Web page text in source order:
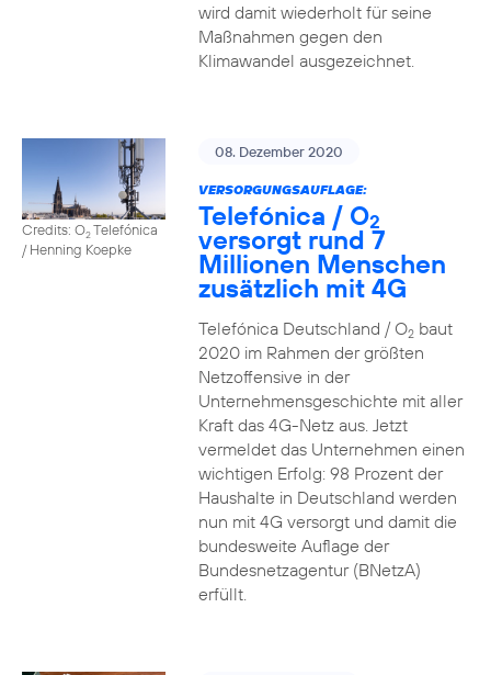
wird damit wiederholt für seine
Maßnahmen gegen den
Klimawandel ausgezeichnet.
Credits: O2Telefónica
/ Henning Koepke
08. Dezember 2020
VERSORGUNGSAUFLAGE:
Telefónica / O2
versorgt rund 7
Millionen Menschen
zusätzlich mit 4G
Telefónica Deutschland / O2baut
2020 im Rahmen der größten
Netzoffensive in der
Unternehmensgeschichte mit aller
Kraft das 4G-Netz aus. Jetzt
vermeldet das Unternehmen einen
wichtigen Erfolg: 98 Prozent der
Haushalte in Deutschland werden
nun mit 4G versorgt und damit die
bundesweite Auflage der
Bundesnetzagentur (BNetzA)
erfüllt.